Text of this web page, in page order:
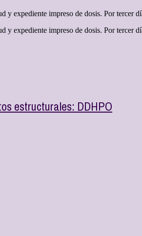
y expediente impreso de dosis. Por tercer
y expediente impreso de dosis. Por
estructurales: DDHPO